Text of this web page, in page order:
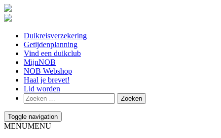
Duikreisverzekering
Getijdenplanning
Vind een duikclub
MijnNOB
NOB Webshop
Haal je brevet!
Lid worden
Toggle navigation
MENUMENU